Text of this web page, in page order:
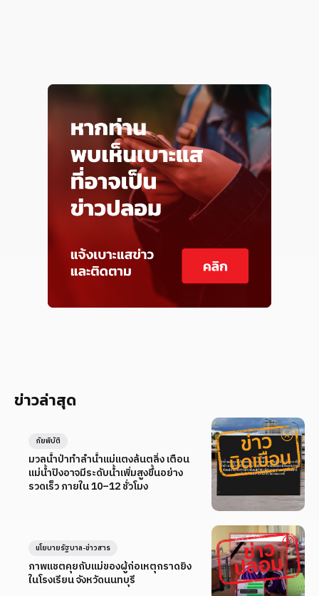
ข่าวล่าสุด
มวลน้ำป่าทำลำน้ำแม่แตงล้นตลิ่ง เตือน
แม่น้ำปิงอาจมีระดับน้ำเพิ่มสูงขึ้นอย่าง
รวดเร็ว ภายใน 10–12 ชั่วโมง
ภัยพิบัติ
ภาพแชตคุยกับแม่ของผู้ก่อเหตุกราดยิง
ในโรงเรียน จังหวัดนนทบุรี
นโยบายรัฐบาล-ข่าวสาร